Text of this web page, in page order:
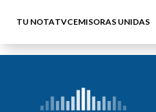
TU NOTATVCEMISORAS UNIDAS